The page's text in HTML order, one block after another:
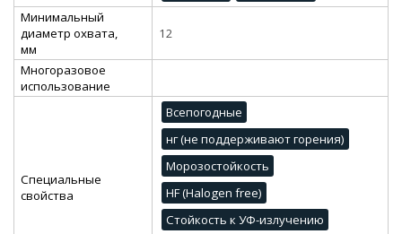
Минимальный
диаметр охвата,
мм
12
Многоразовое
использование
Специальные
свойства
Всепогодные
нг (не поддерживают горения)
Морозостойкость
HF (Halogen free)
Стойкость к УФ-излучению